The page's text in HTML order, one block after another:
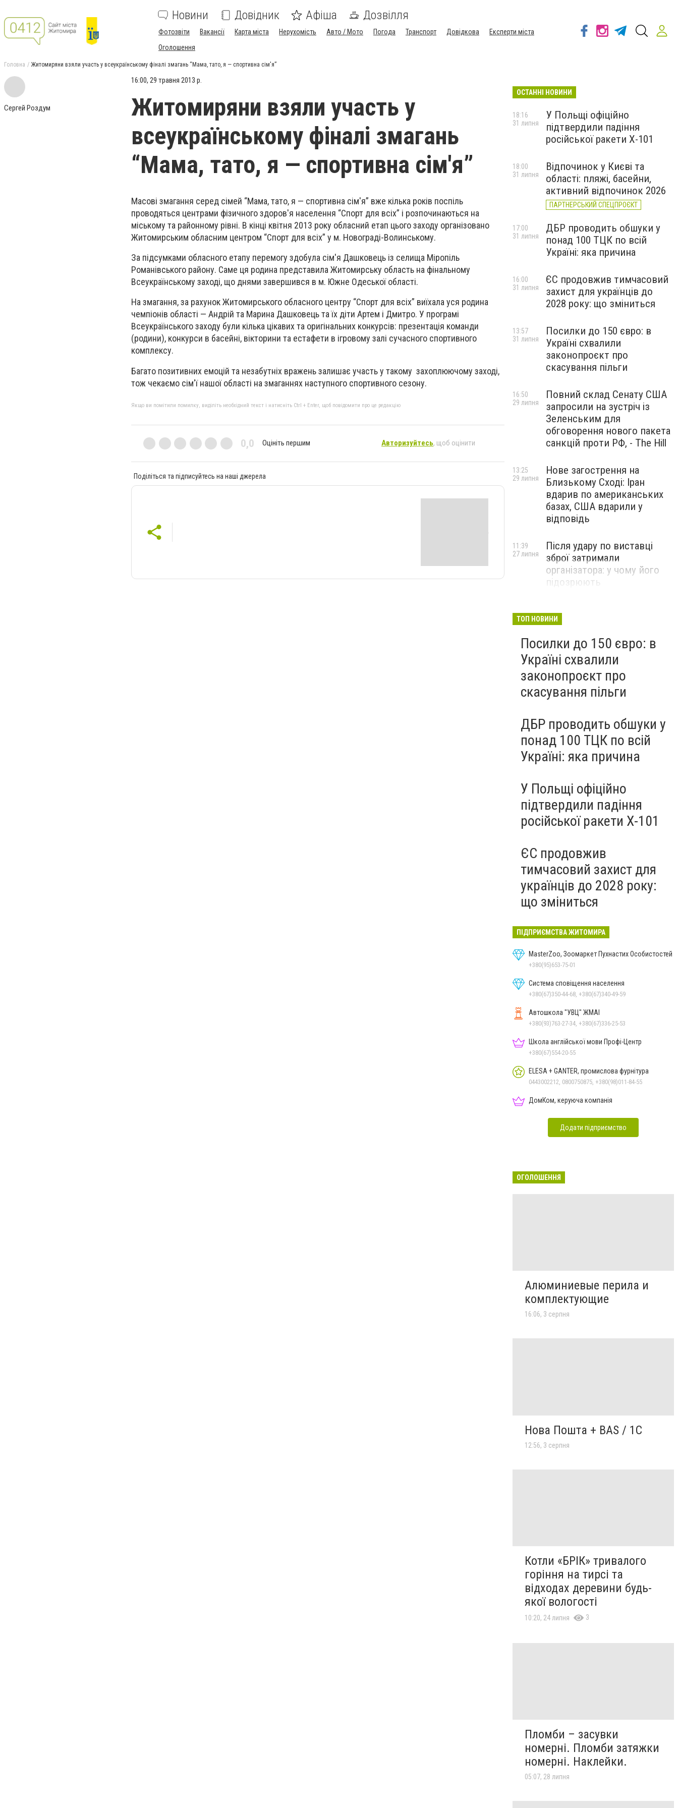
Новини Довідник Афіша Дозвілля
Фотозвіти Вакансії Карта міста Нерухомість Авто / Мото Погода Транспорт Довідкова
Експерти міста
Оголошення
Головна Житомиряни взяли участь у всеукраїнському фіналі змагань “Мама, тато, я — спортивна сім'я”
Сергей Роздум
16:00, 29 травня 2013 р.
Житомиряни взяли участь у
всеукраїнському фіналі змагань
“Мама, тато, я — спортивна сім'я”
Масові змагання серед сімей “Мама, тато, я — спортивна сім'я” вже кілька років поспіль
проводяться центрами фізичного здоров'я населення “Спорт для всіх” і розпочинаються на
міському та районному рівні. В кінці квітня 2013 року обласний етап цього заходу організовано
Житомирським обласним центром “Спорт для всіх” у м. Новограді-Волинському.
За підсумками обласного етапу перемогу здобула сім'я Дашковець із селища Міропіль
Романівського району. Саме ця родина представила Житомирську область на фінальному
Всеукраїнському заході, що днями завершився в м. Южне Одеської області.
На змагання, за рахунок Житомирського обласного центру “Спорт для всіх” виїхала уся родина
чемпіонів області — Андрій та Марина Дашковець та їх діти Артем і Дмитро. У програмі
Всеукраїнського заходу були кілька цікавих та оригінальних конкурсів: презентація команди
(родини), конкурси в басейні, вікторини та естафети в ігровому залі сучасного спортивного
комплексу.
Багато позитивних емоцій та незабутніх вражень залишає участь у такому захоплюючому заході,
тож чекаємо сім'ї нашої області на змаганнях наступного спортивного сезону.
Якщо ви помітили помилку, виділіть необхідний текст і натисніть Ctrl + Enter, щоб повідомити про це редакцію
0,0 Оцініть першим Авторизуйтесь, щоб оцінити
Поділіться та підписуйтесь на наші джерела
ОСТАННІ НОВИНИ
У Польщі офіційно
підтвердили падіння
російської ракети Х-101
18:16
31 липня
Відпочинок у Києві та
області: пляжі, басейни,
активний відпочинок 2026
ПАРТНЕРСЬКИЙ СПЕЦПРОЄКТ
18:00
31 липня
ДБР проводить обшуки у
понад 100 ТЦК по всій
Україні: яка причина
17:00
31 липня
ЄС продовжив тимчасовий
захист для українців до
2028 року: що зміниться
16:00
31 липня
Посилки до 150 євро: в
Україні схвалили
законопроєкт про
скасування пільги
13:57
31 липня
Повний склад Сенату США
запросили на зустріч із
Зеленським для
обговорення нового пакета
санкцій проти РФ, - The Hill
16:50
29 липня
Нове загострення на
Близькому Сході: Іран
вдарив по американських
базах, США вдарили у
відповідь
13:25
29 липня
Після удару по виставці
зброї затримали
організатора: у чому його
підозрюють
11:39
27 липня
ТОП НОВИНИ
Посилки до 150 євро: в
Україні схвалили
законопроєкт про
скасування пільги
ДБР проводить обшуки у
понад 100 ТЦК по всій
Україні: яка причина
У Польщі офіційно
підтвердили падіння
російської ракети Х-101
ЄС продовжив
тимчасовий захист для
українців до 2028 року:
що зміниться
ПІДПРИЄМСТВА ЖИТОМИРА
MasterZoo, Зоомаркет Пухнастих Особистостей
+380(95)653-75-01
Система сповіщення населення
+380(67)350-44-68, +380(67)340-49-59
Автошкола "УВЦ" ЖМАІ
+380(93)763-27-34, +380(67)336-25-53
Школа англійської мови Профі-Центр
+380(67)554-20-55
ELESA + GANTER, промислова фурнітура
0443002212, 0800750875, +380(98)011-84-55
ДомКом, керуюча компанія
Додати підприємство
ОГОЛОШЕННЯ
Алюминиевые перила и
комплектующие
16:06, 3 серпня
Нова Пошта + BAS / 1C
12:56, 3 серпня
Котли «БРІК» тривалого
горіння на тирсі та
відходах деревини будь-
якої вологості
10:20, 24 липня 3
Пломби – засувки
номерні. Пломби затяжки
номерні. Наклейки.
05:07, 28 липня